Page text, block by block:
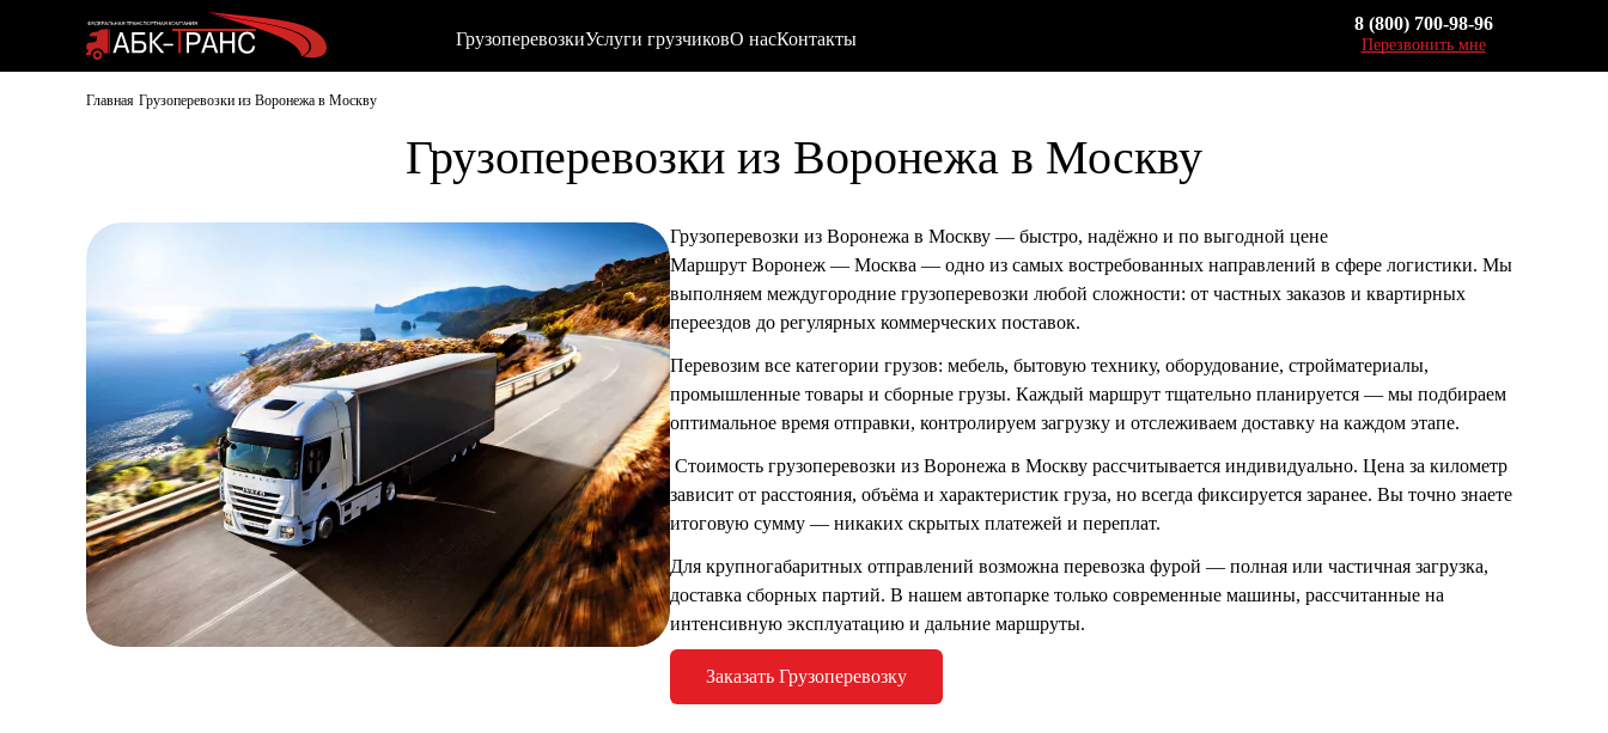
ГрузоперевозкиУслуги грузчиковО насКонтакты
8 (800) 700-98-96
Перезвонить мне
Главная Грузоперевозки из Воронежа в Москву
Грузоперевозки из Воронежа в Москву
Грузоперевозки из Воронежа в Москву — быстро, надёжно и по выгодной цене
Маршрут Воронеж — Москва — одно из самых востребованных направлений в сфере логистики. Мы
выполняем междугородние грузоперевозки любой сложности: от частных заказов и квартирных
переездов до регулярных коммерческих поставок.
Перевозим все категории грузов: мебель, бытовую технику, оборудование, стройматериалы,
промышленные товары и сборные грузы. Каждый маршрут тщательно планируется — мы подбираем
оптимальное время отправки, контролируем загрузку и отслеживаем доставку на каждом этапе.
Стоимость грузоперевозки из Воронежа в Москву рассчитывается индивидуально. Цена за километр
зависит от расстояния, объёма и характеристик груза, но всегда фиксируется заранее. Вы точно знаете
итоговую сумму — никаких скрытых платежей и переплат.
Для крупногабаритных отправлений возможна перевозка фурой — полная или частичная загрузка,
доставка сборных партий. В нашем автопарке только современные машины, рассчитанные на
интенсивную эксплуатацию и дальние маршруты.
Заказать Грузоперевозку